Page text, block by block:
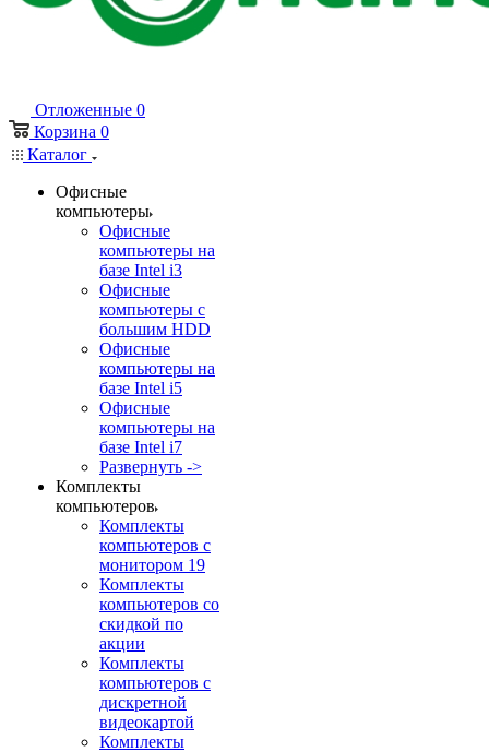
Отложенные 0
Корзина 0
Каталог
Офисные
компьютеры
Офисные
компьютеры на
базе Intel i3
Офисные
компьютеры с
большим HDD
Офисные
компьютеры на
базе Intel i5
Офисные
компьютеры на
базе Intel i7
Развернуть ->
Комплекты
компьютеров
Комплекты
компьютеров с
монитором 19
Комплекты
компьютеров со
скидкой по
акции
Комплекты
компьютеров с
дискретной
видеокартой
Комплекты